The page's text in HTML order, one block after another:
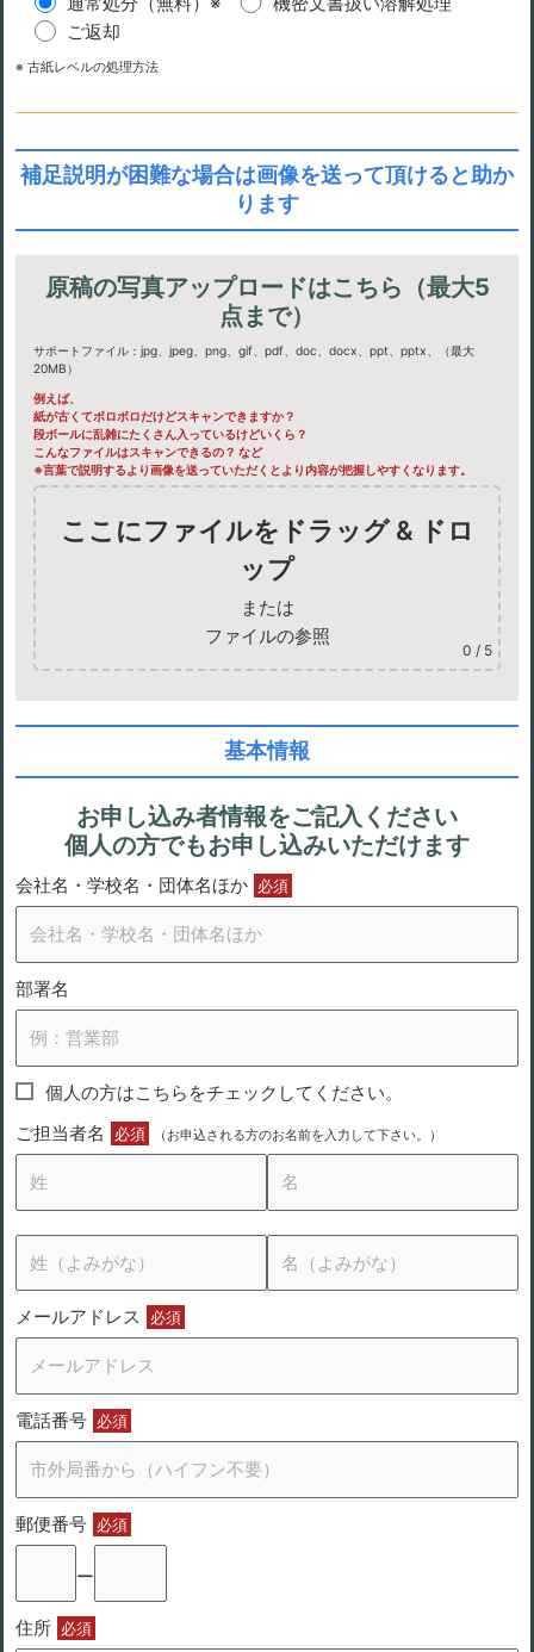
ご返却
※ 古紙レベルの処理方法
補足説明が困難な場合は画像を送って頂けると助か
ります
原稿の写真アップロードはこちら（最大5
点まで）
サポートファイル：jpg、jpeg、png、gif、pdf、doc、docx、ppt、pptx、（最大
20MB）
例えば、
紙が古くてボロボロだけどスキャンできますか？
段ボールに乱雑にたくさん入っているけどいくら？
こんなファイルはスキャンできるの？ など
※言葉で説明するより画像を送っていただくとより内容が把握しやすくなります。
ここにファイルをドラッグ & ドロ
ップ
または
ファイルの参照
0 / 5
基本情報
お申し込み者情報をご記入ください
個人の方でもお申し込みいただけます
会社名・学校名・団体名ほか 必須
部署名
個人の方はこちらをチェックしてください。
ご担当者名
必須 （お申込される方のお名前を入力して下さい。）
メールアドレス 必須
電話番号 必須
郵便番号 必須
ー
住所 必須